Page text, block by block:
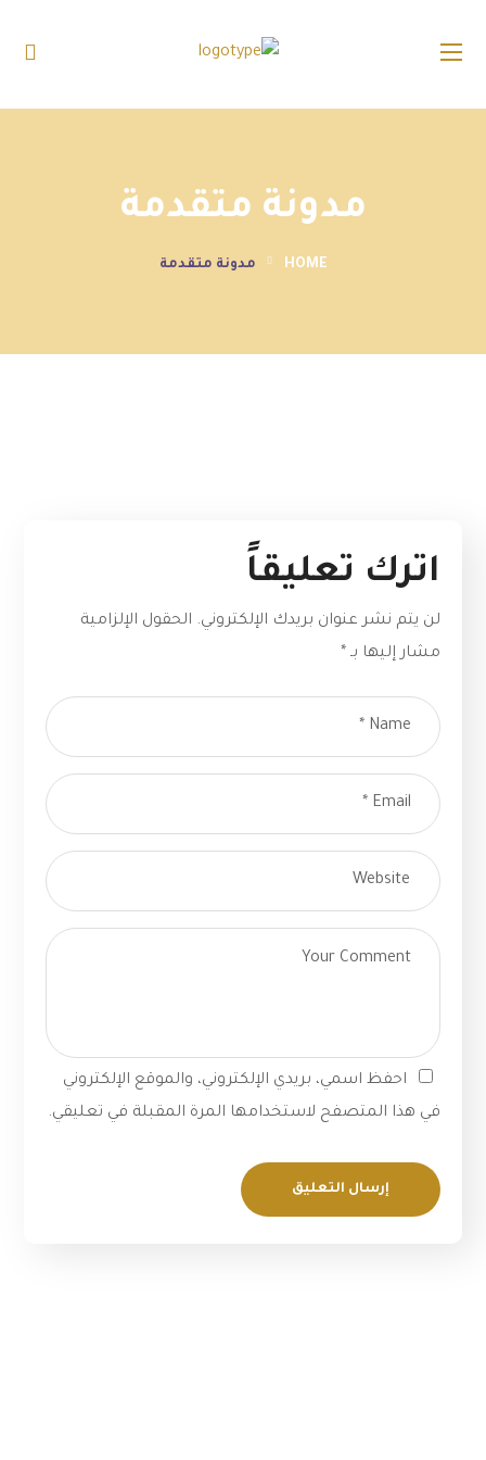
مدونة متقدمة
HOME مدونة متقدمة
اترك تعليقاً
لن يتم نشر عنوان بريدك الإلكتروني. الحقول الإلزامية
مشار إليها بـ *
احفظ اسمي، بريدي الإلكتروني، والموقع الإلكتروني
في هذا المتصفح لاستخدامها المرة المقبلة في تعليقي.